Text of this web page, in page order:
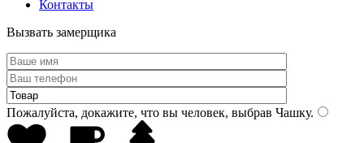
Контакты
Вызвать замерщика
Пожалуйста, докажите, что вы человек, выбрав Чашку.